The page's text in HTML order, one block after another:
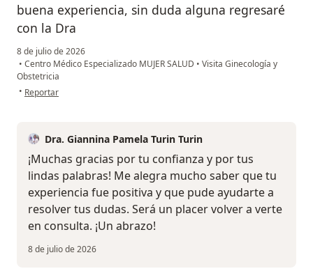
buena experiencia, sin duda alguna regresaré
con la Dra
8 de julio de 2026
• Centro Médico Especializado MUJER SALUD • Visita Ginecología y
Obstetricia
• en opinión del usuario K P
Reportar
Dra. Giannina Pamela Turin Turin
¡Muchas gracias por tu confianza y por tus
lindas palabras! Me alegra mucho saber que tu
experiencia fue positiva y que pude ayudarte a
resolver tus dudas. Será un placer volver a verte
en consulta. ¡Un abrazo!
8 de julio de 2026